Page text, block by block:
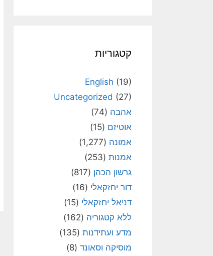
קטגוריות
English (19)
Uncategorized (27)
אהבה (74)
אוטיזם (15)
אמונה (1,277)
אמנות (253)
גרשון הכהן (817)
דור יחזקאלי (16)
דניאל יחזקאלי (15)
ללא קטגוריה (162)
מדע ועתידנות (135)
מוסיקה וסאונד (8)